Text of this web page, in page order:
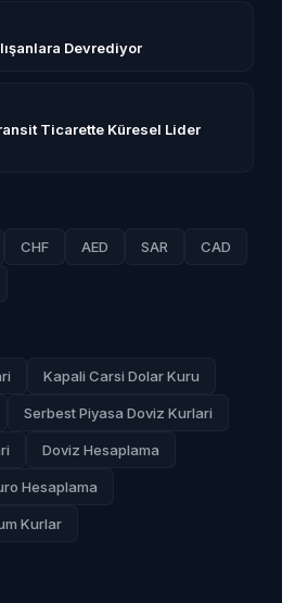
Devrediyor
Ticarette Küresel Lider
CHF AED SAR CAD
Kapali Carsi Dolar Kuru
Serbest Piyasa Doviz Kurlari
Doviz Hesaplama
Hesaplama
Kurlar